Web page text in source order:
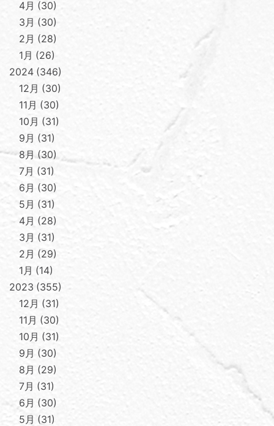
4月
30
3月
30
2月
28
1月
26
2024 346
12月
30
11月
30
10月
31
9月
31
8月
30
7月
31
6月
30
5月
31
4月
28
3月
31
2月
29
1月
14
2023 355
12月
31
11月
30
10月
31
9月
30
8月
29
7月
31
6月
30
5月
31